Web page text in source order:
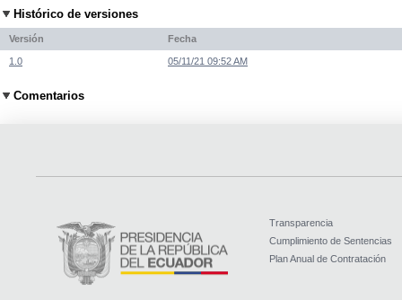
Histórico de versiones
Versión Fecha
1.0 05/11/21 09:52 AM
Comentarios
Transparencia
Cumplimiento de Sentencias
Plan Anual de Contratación